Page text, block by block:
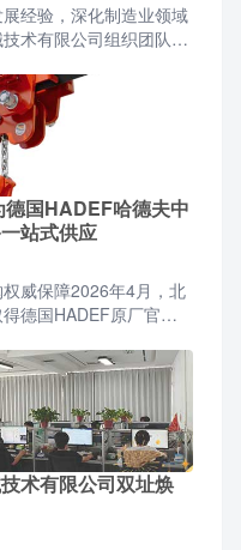
经验，深化制造业领域
术有限公司组织团队前
国HADEF哈德夫中
站式供应
威保障2026年4月，北
德国HADEF原厂官方
术有限公司双址焕